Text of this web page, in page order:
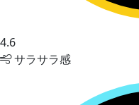
4.6
サラサラ感